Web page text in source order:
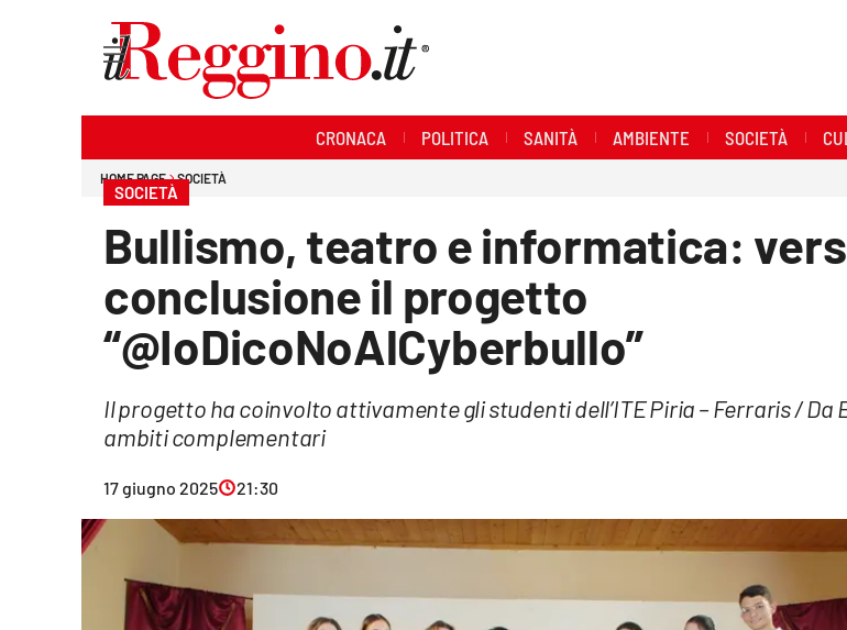
CRONACA POLITICA SANITÀ AMBIENTE SOCIETÀ
HOME PAGE SOCIETÀ
SOCIETÀ
Bullismo, teatro e informatica:
conclusione il progetto
“@IoDicoNoAlCyberbullo”
Il progetto ha coinvolto attivamente gli studenti dell’ITE Piria – Ferraris / Da
ambiti complementari
17 giugno 2025 21:30